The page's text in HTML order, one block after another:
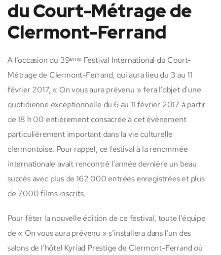
du Court-Métrage de
Clermont-Ferrand
A l’occasion du 39ème Festival International du Court-
Métrage de Clermont-Ferrand, qui aura lieu du 3 au 11
février 2017, « On vous aura prévenu » fera l’objet d’une
quotidienne exceptionnelle du 6 au 11 février 2017 à partir
de 18 h 00 entièrement consacrée à cet évènement
particulièrement important dans la vie culturelle
clermontoise. Pour rappel, ce festival à la renommée
internationale avait rencontré l’année dernière un beau
succès avec plus de 162 000 entrées enregistrées et plus
de 7000 films inscrits.
Pour fêter la nouvelle édition de ce festival, toute l’équipe
de « On vous aura prévenu » s’installera dans l’un des
salons de l’hôtel Kyriad Prestige de Clermont-Ferrand où